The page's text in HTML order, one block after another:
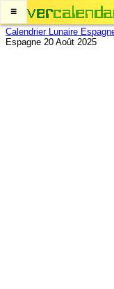
≡
Calendrier Lunaire
Espagne 20 Août 2025